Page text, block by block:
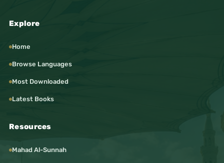
Explore
Home
Browse Languages
Most Downloaded
Latest Books
Resources
Mahad Al-Sunnah